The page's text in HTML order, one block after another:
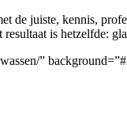
de juiste, kennis,
is hetzelfde:
”